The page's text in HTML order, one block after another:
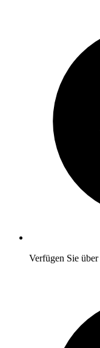
Verfügen Sie über